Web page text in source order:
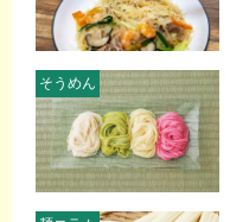
そうめん